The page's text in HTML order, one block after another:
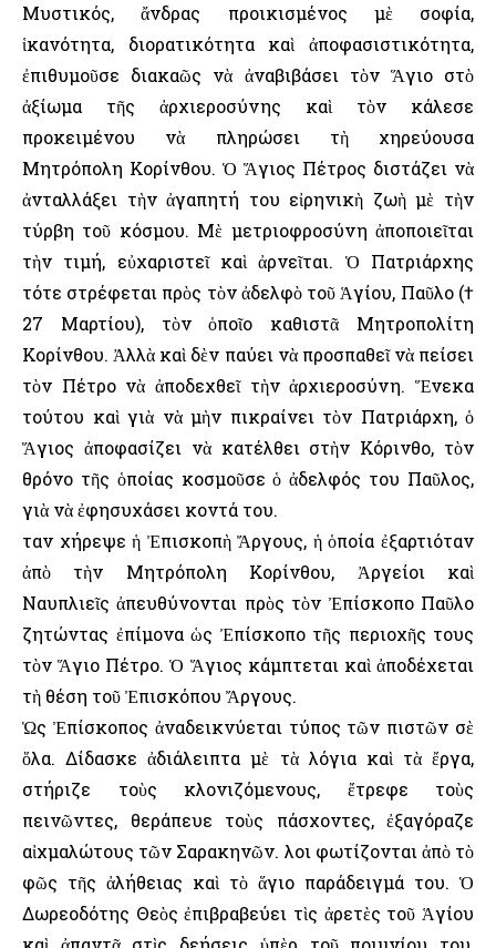
Μυστικός, ἄνδρας προικισμένος μὲ σοφία,
ἱκανότητα, διορατικότητα καὶ ἀποφασιστικότητα,
ἐπιθυμοῦσε διακαῶς νὰ ἀναβιβάσει τὸν Ἅγιο στὸ
ἀξίωμα τῆς ἀρχιεροσύνης καὶ τὸν κάλεσε
προκειμένου νὰ πληρώσει τὴ χηρεύουσα
Μητρόπολη Κορίνθου. Ὁ Ἅγιος Πέτρος διστάζει νὰ
ἀνταλλάξει τὴν ἀγαπητή του εἰρηνικὴ ζωὴ μὲ τὴν
τύρβη τοῦ κόσμου. Μὲ μετριοφροσύνη ἀποποιεῖται
τὴν τιμή, εὐχαριστεῖ καὶ ἀρνεῖται. Ὁ Πατριάρχης
τότε στρέφεται πρὸς τὸν ἀδελφὸ τοῦ Ἁγίου, Παῦλο (†
27 Μαρτίου), τὸν ὁποῖο καθιστᾶ Μητροπολίτη
Κορίνθου. Ἀλλὰ καὶ δὲν παύει νὰ προσπαθεῖ νὰ πείσει
τὸν Πέτρο νὰ ἀποδεχθεῖ τὴν ἀρχιεροσύνη. Ἕνεκα
τούτου καὶ γιὰ νὰ μὴν πικραίνει τὸν Πατριάρχη, ὁ
Ἅγιος ἀποφασίζει νὰ κατέλθει στὴν Κόρινθο, τὸν
θρόνο τῆς ὁποίας κοσμοῦσε ὁ ἀδελφός του Παῦλος,
γιὰ νὰ ἐφησυχάσει κοντά του.
Ὅταν χήρεψε ἡ Ἐπισκοπὴ Ἄργους, ἡ ὁποία ἐξαρτιόταν
ἀπὸ τὴν Μητρόπολη Κορίνθου, Ἀργείοι καὶ
Ναυπλιεῖς ἀπευθύνονται πρὸς τὸν Ἐπίσκοπο Παῦλο
ζητώντας ἐπίμονα ὡς Ἐπίσκοπο τῆς περιοχῆς τους
τὸν Ἅγιο Πέτρο. Ὁ Ἅγιος κάμπτεται καὶ ἀποδέχεται
τὴ θέση τοῦ Ἐπισκόπου Ἄργους.
Ὡς Ἐπίσκοπος ἀναδεικνύεται τύπος τῶν πιστῶν σὲ
ὅλα. Δίδασκε ἀδιάλειπτα μὲ τὰ λόγια καὶ τὰ ἔργα,
στήριζε τοὺς κλονιζόμενους, ἔτρεφε τοὺς
πεινῶντες, θεράπευε τοὺς πάσχοντες, ἐξαγόραζε
αἰχμαλώτους τῶν Σαρακηνῶν. Ὅλοι φωτίζονται ἀπὸ τὸ
φῶς τῆς ἀλήθειας καὶ τὸ ἅγιο παράδειγμά του. Ὁ
Δωρεοδότης Θεὸς ἐπιβραβεύει τὶς ἀρετὲς τοῦ Ἁγίου